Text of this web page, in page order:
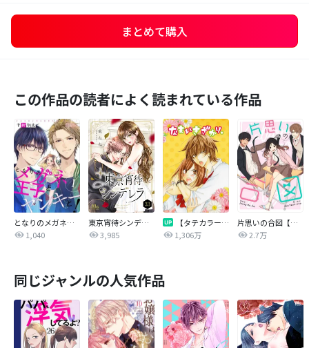
まとめて購入
この作品の読者によく読まれている作品
となりのメガネ王子とヤンキーと！
1,040
東京宵待シンデレラ
3,985
【タテカラー版】なまいきざかり。
1,306万
片思いの合図【タテヨミ】
2.7万
同じジャンルの人気作品